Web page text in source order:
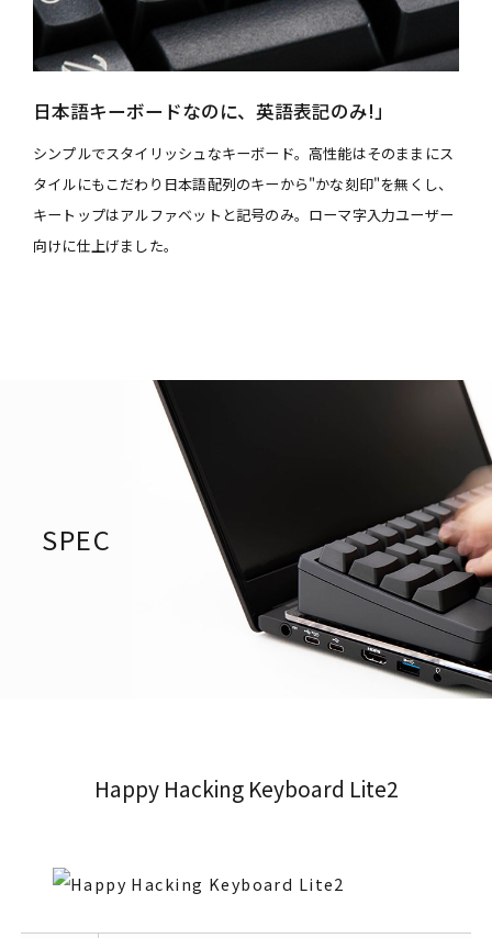
日本語キーボードなのに、英語表記のみ!」
シンプルでスタイリッシュなキーボード。高性能はそのままにス
タイルにもこだわり日本語配列のキーから"かな刻印"を無くし、
キートップはアルファベットと記号のみ。ローマ字入力ユーザー
向けに仕上げました。
SPEC
Happy Hacking Keyboard Lite2